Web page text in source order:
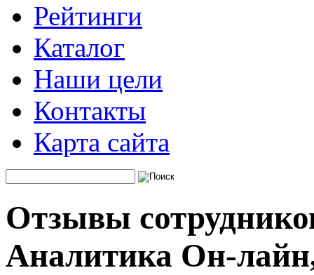
Рейтинги
Каталог
Наши цели
Контакты
Карта сайта
Отзывы
Аналитика Он-